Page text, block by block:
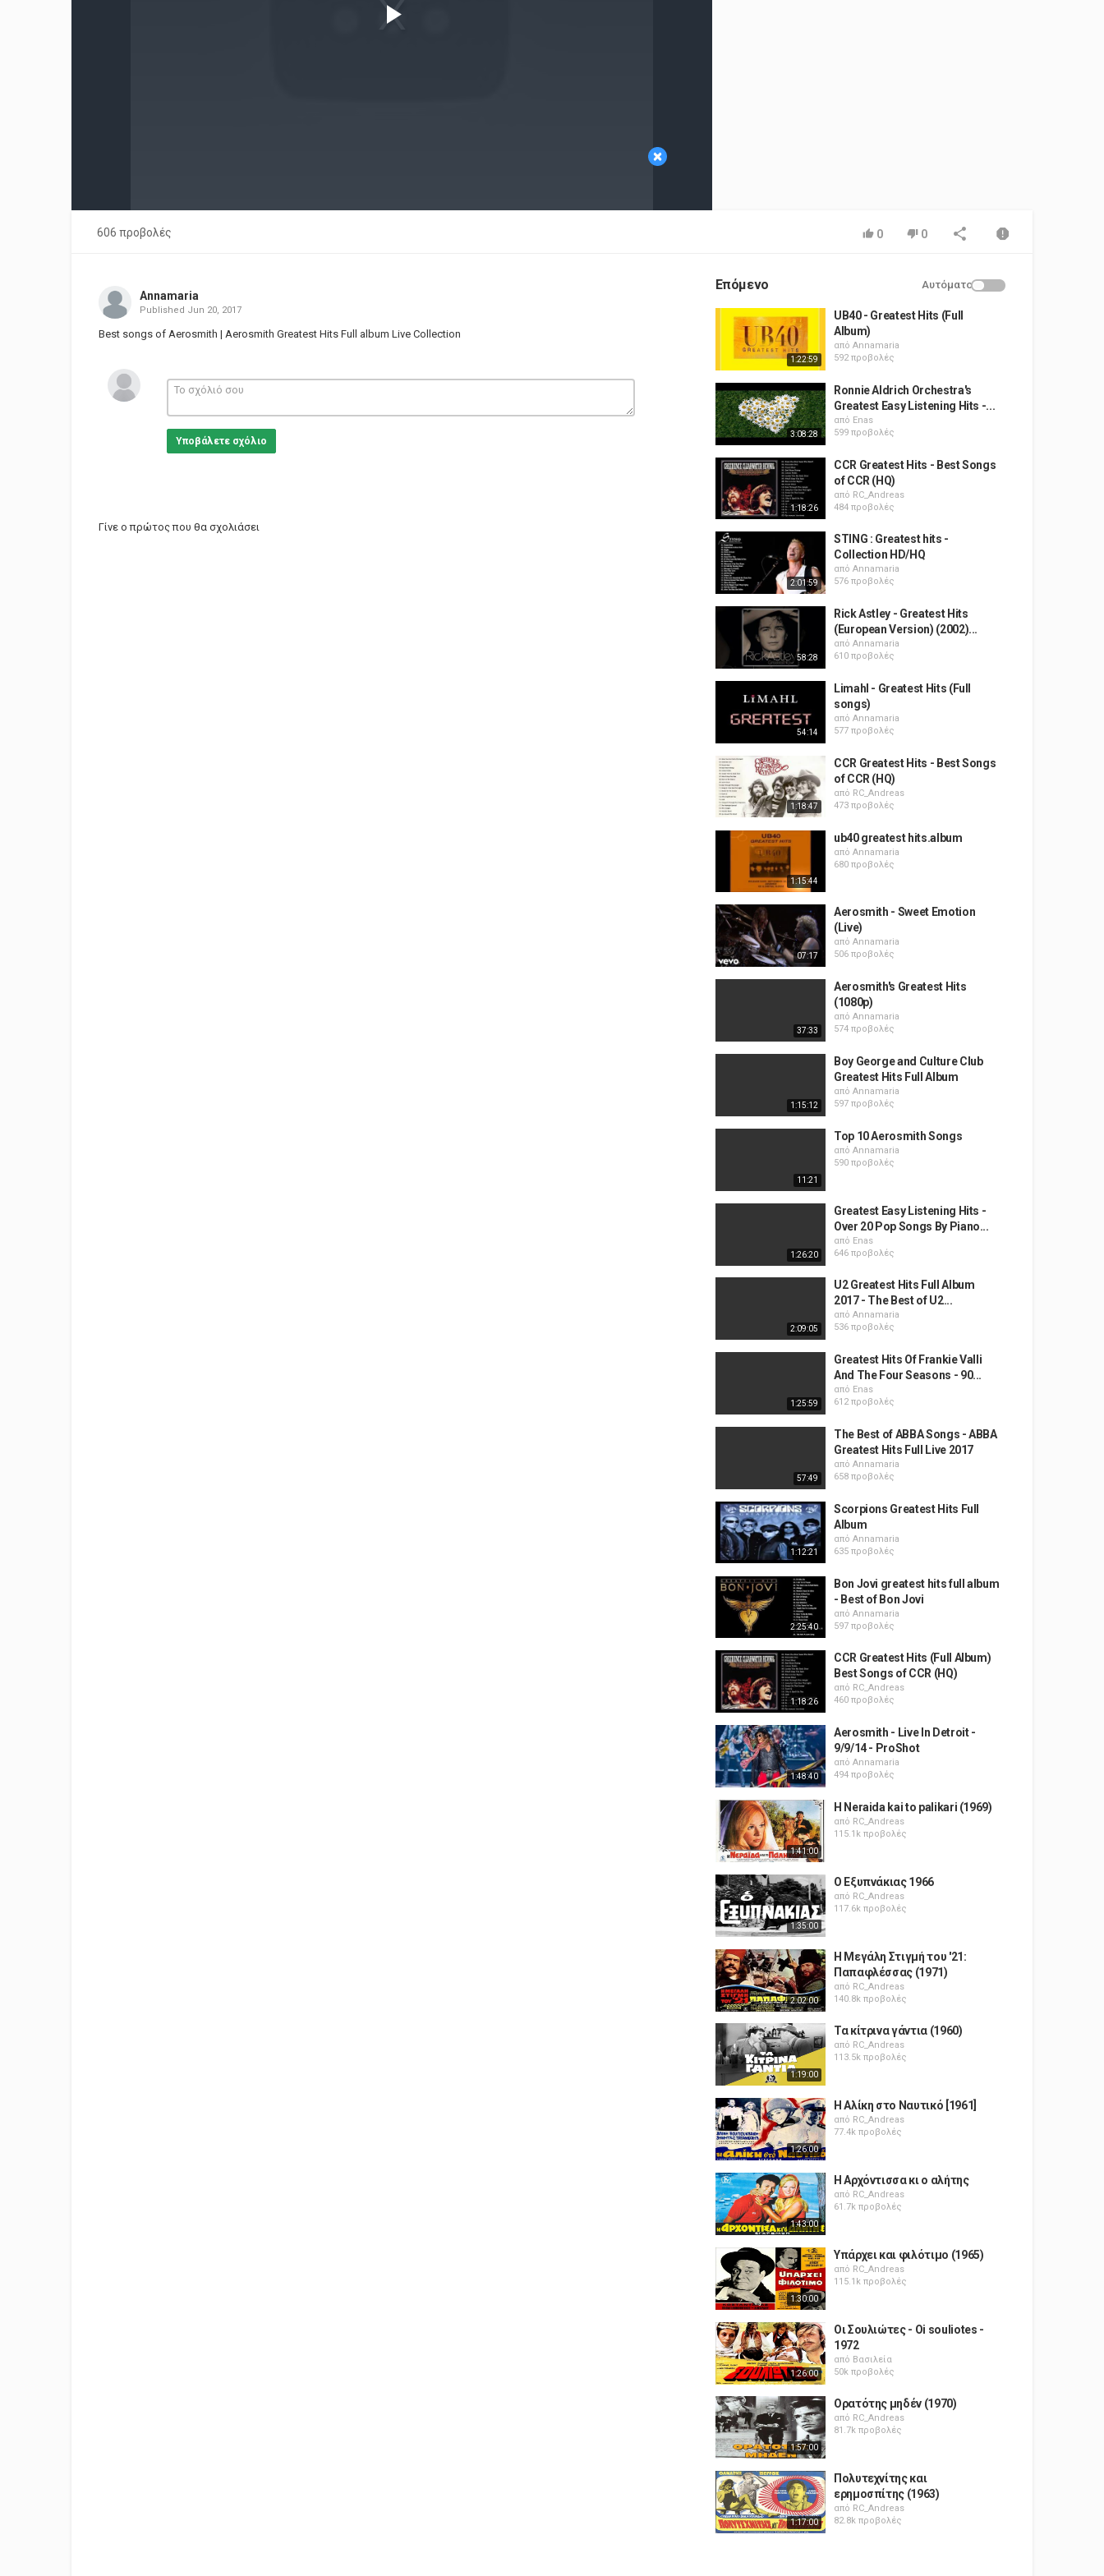
×
606 προβολές 0 0
Annamaria
Published Jun 20, 2017
Best songs of Aerosmith | Aerosmith Greatest Hits Full album Live Collection
Υποβάλετε σχόλιο
Γίνε ο πρώτος που θα σχολιάσει
Επόμενο Αυτόματο
1:22:59
UB40 - Greatest Hits (Full
Album)
από Annamaria
592 προβολές
3:08:28
Ronnie Aldrich Orchestra's
Greatest Easy Listening Hits -...
από Enas
599 προβολές
1:18:26
CCR Greatest Hits - Best Songs
of CCR (HQ)
από RC_Andreas
484 προβολές
2:01:59
STING : Greatest hits -
Collection HD/HQ
από Annamaria
576 προβολές
58:28
Rick Astley - Greatest Hits
(European Version) (2002)...
από Annamaria
610 προβολές
54:14
Limahl - Greatest Hits (Full
songs)
από Annamaria
577 προβολές
1:18:47
CCR Greatest Hits - Best Songs
of CCR (HQ)
από RC_Andreas
473 προβολές
1:15:44
ub40 greatest hits.album
από Annamaria
680 προβολές
07:17
Aerosmith - Sweet Emotion
(Live)
από Annamaria
506 προβολές
37:33
Aerosmith's Greatest Hits
(1080p)
από Annamaria
574 προβολές
1:15:12
Boy George and Culture Club
Greatest Hits Full Album
από Annamaria
597 προβολές
11:21
Top 10 Aerosmith Songs
από Annamaria
590 προβολές
1:26:20
Greatest Easy Listening Hits -
Over 20 Pop Songs By Piano...
από Enas
646 προβολές
2:09:05
U2 Greatest Hits Full Album
2017 - The Best of U2...
από Annamaria
536 προβολές
1:25:59
Greatest Hits Of Frankie Valli
And The Four Seasons - 90...
από Enas
612 προβολές
57:49
The Best of ABBA Songs - ABBA
Greatest Hits Full Live 2017
από Annamaria
658 προβολές
1:12:21
Scorpions Greatest Hits Full
Album
από Annamaria
635 προβολές
2:25:40
Bon Jovi greatest hits full album
- Best of Bon Jovi
από Annamaria
597 προβολές
1:18:26
CCR Greatest Hits (Full Album)
Best Songs of CCR (HQ)
από RC_Andreas
460 προβολές
1:48:40
Aerosmith - Live In Detroit -
9/9/14 - ProShot
από Annamaria
494 προβολές
1:41:00
H Neraida kai to palikari (1969)
από RC_Andreas
115.1k προβολές
1:35:00
Ο Εξυπνάκιας 1966
από RC_Andreas
117.6k προβολές
2:02:00
Η Μεγάλη Στιγμή του '21:
Παπαφλέσσας (1971)
από RC_Andreas
140.8k προβολές
1:19:00
Τα κίτρινα γάντια (1960)
από RC_Andreas
113.5k προβολές
1:26:00
Η Αλίκη στο Ναυτικό [1961]
από RC_Andreas
77.4k προβολές
1:43:00
Η Αρχόντισσα κι ο αλήτης
από RC_Andreas
61.7k προβολές
1:30:00
Υπάρχει και φιλότιμο (1965)
από RC_Andreas
115.1k προβολές
1:26:00
Οι Σουλιώτες - Oi souliotes -
1972
από Βασιλεία
50k προβολές
1:57:00
Ορατότης μηδέν (1970)
από RC_Andreas
81.7k προβολές
1:17:00
Πολυτεχνίτης και
ερημοσπίτης (1963)
από RC_Andreas
82.8k προβολές